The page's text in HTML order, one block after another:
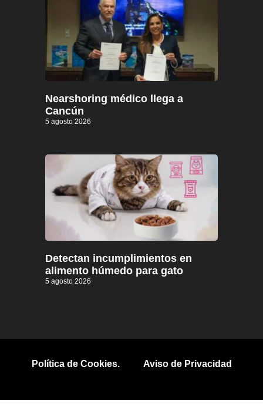
Nearshoring médico llega a
Cancún
5 agosto 2026
Detectan incumplimientos en
alimento húmedo para gato
5 agosto 2026
Política de Cookies. Aviso de Privacidad